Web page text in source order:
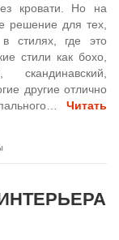
кровати. Но на
решение для тех,
стилях, где это
стили как бохо,
другие отлично
Читать